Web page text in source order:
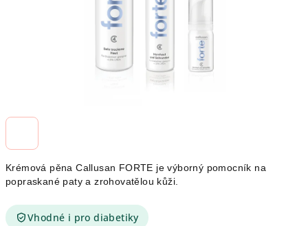
Krémová pěna Callusan FORTE je výborný pomocník na
popraskané paty a zrohovatělou kůži.
Vhodné i pro diabetiky